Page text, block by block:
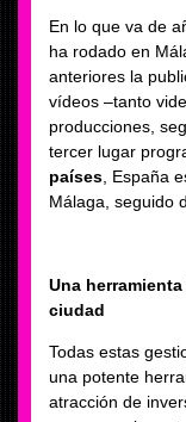
En lo que va de
ha rodado en
anteriores la
vídeos –tanto
producciones,
tercer lugar
países , España
Málaga, seguido
Una
ciudad
Todas estas
una potente
atracción de